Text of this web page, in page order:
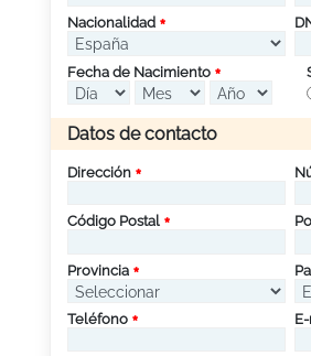
Nacionalidad
Fecha de Nacimiento
Datos de contacto
Dirección
Código Postal
Provincia
Teléfono